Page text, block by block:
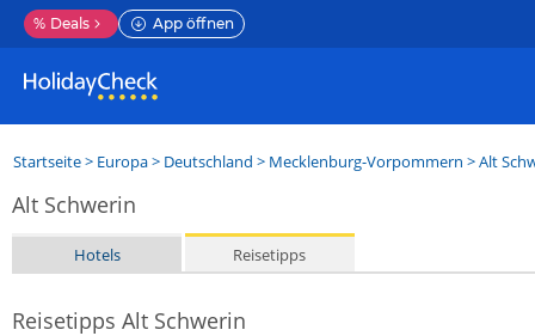
% Deals App öffnen
Startseite> Europa> Deutschland > Mecklenburg-Vorpommern >Alt
Alt Schwerin
Hotels Reisetipps
Reisetipps Alt Schwerin